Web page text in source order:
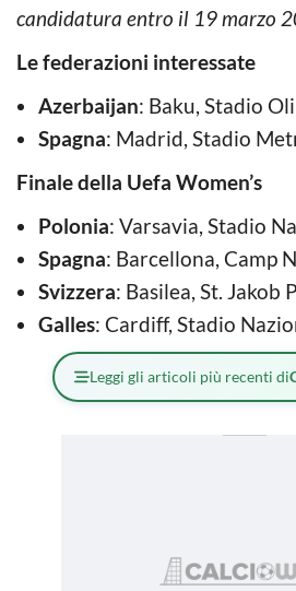
candidatura entro il 19 marzo
Le federazioni interessate
Azerbaijan: Baku, Stadio
Spagna: Madrid, Stadio
Finale della Uefa Women’s
Polonia: Varsavia, Stadio
Spagna: Barcellona, Camp
Svizzera: Basilea, St. Jakob
Galles: Cardiff, Stadio
Leggi gli articoli più recenti di